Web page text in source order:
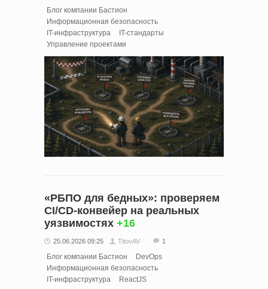
Блог компании Бастион
Информационная безопасность
IT-инфраструктура
IT-стандарты
Управление проектами
«РБПО для бедных»: проверяем
CI/CD-конвейер на реальных
уязвимостях +16
25.06.2026 09:25 TitovAV 1
Блог компании Бастион
DevOps
Информационная безопасность
IT-инфраструктура
ReactJS